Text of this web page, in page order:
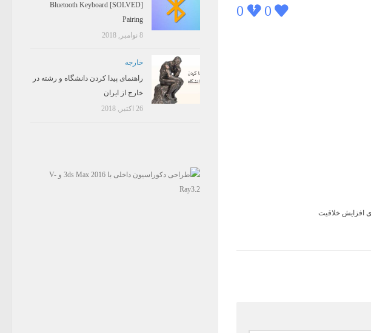
0
0
[SOLVED] Bluetooth Keyboard
Pairing
8 نوامبر, 2018
خارجه
راهنمای پیدا کردن دانشگاه و رشته در
خارج از ایران
26 اکتبر, 2018